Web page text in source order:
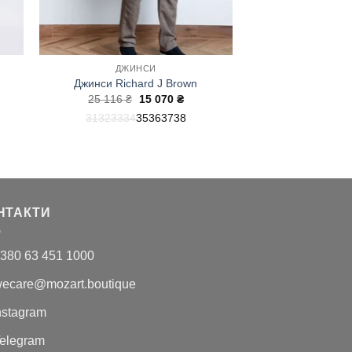
ДЖИНСИ
Джинси Richard J Brown
25 116₴
Оригінальна
25
15 070 ₴Поточна
15
3132333435363738
63 451 1000